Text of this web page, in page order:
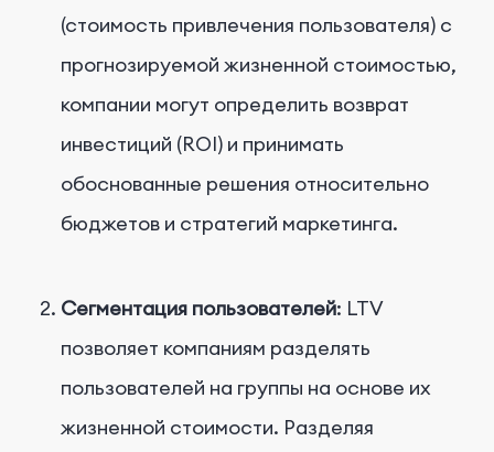
(стоимость привлечения пользователя) с
прогнозируемой жизненной стоимостью,
компании могут определить возврат
инвестиций (ROI) и принимать
обоснованные решения относительно
бюджетов и стратегий маркетинга.
Сегментация пользователей: LTV
позволяет компаниям разделять
пользователей на группы на основе их
жизненной стоимости. Разделяя